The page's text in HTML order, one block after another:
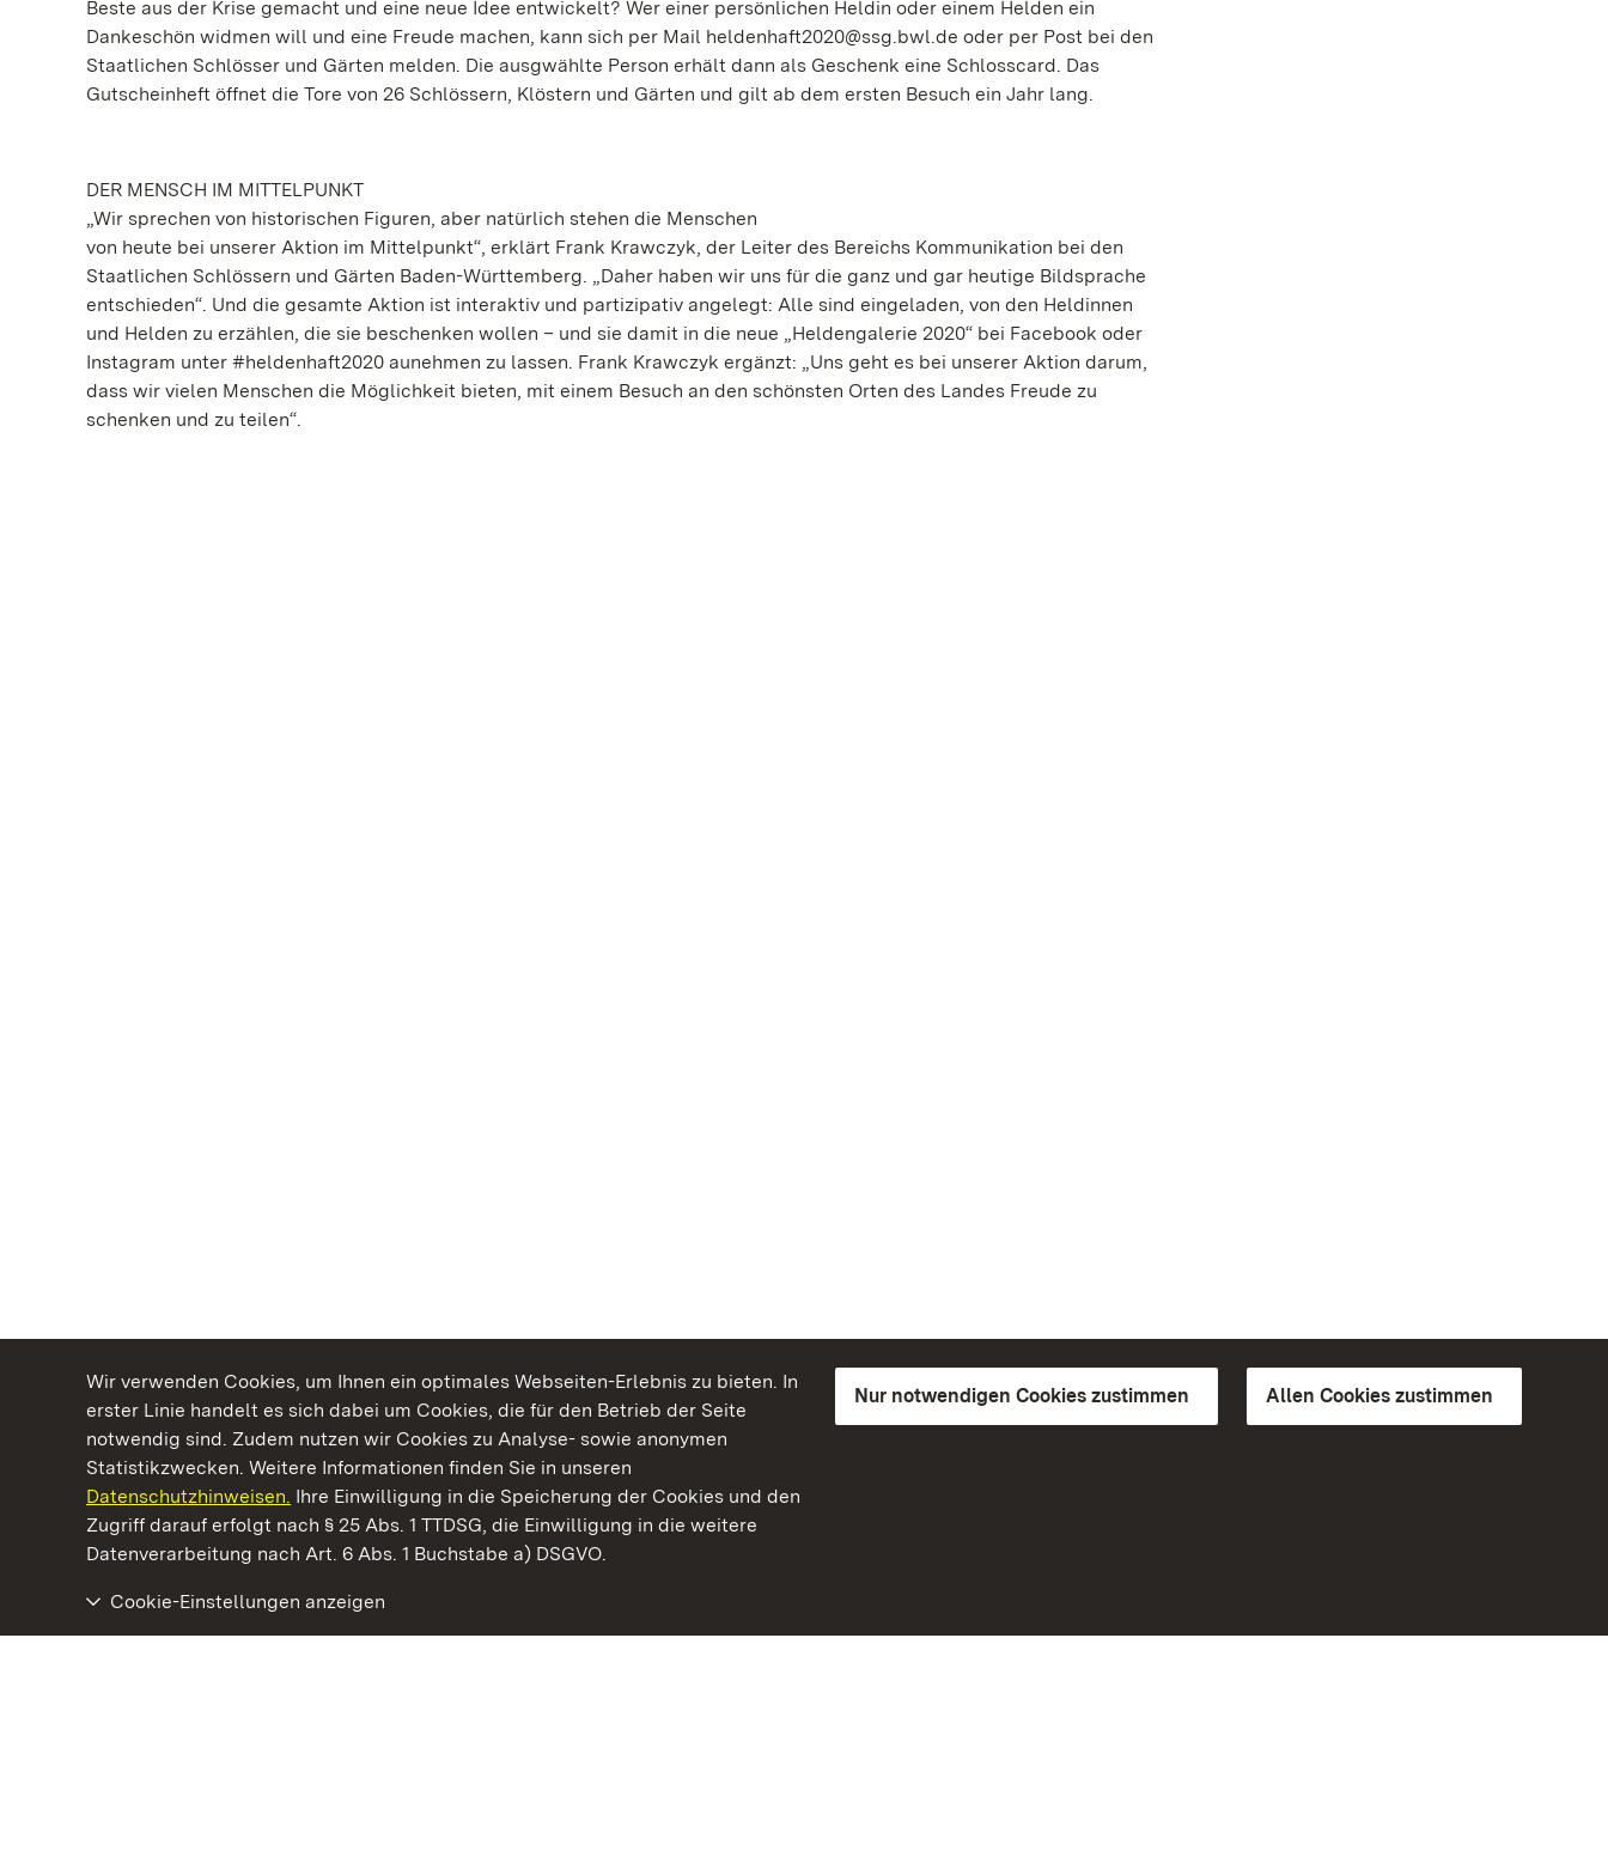
Wir verwenden Cookies, um Ihnen ein optimales Webseiten-Erlebnis zu bieten. In
erster Linie handelt es sich dabei um Cookies, die für den Betrieb der Seite
notwendig sind. Zudem nutzen wir Cookies zu Analyse- sowie anonymen
Statistikzwecken. Weitere Informationen finden Sie in unseren
Datenschutzhinweisen. Ihre Einwilligung in die Speicherung der Cookies und den
Zugriff darauf erfolgt nach § 25 Abs. 1 TTDSG, die Einwilligung in die weitere
Datenverarbeitung nach Art. 6 Abs. 1 Buchstabe a) DSGVO.
Nur notwendigen Cookies zustimmen Allen Cookies zustimmen
Cookie-Einstellungen anzeigen
Beste aus der Krise gemacht und eine neue Idee entwickelt? Wer einer persönlichen Heldin oder einem Helden ein
Dankeschön widmen will und eine Freude machen, kann sich per Mail heldenhaft2020@ssg.bwl.de oder per Post bei den
Staatlichen Schlösser und Gärten melden. Die ausgwählte Person erhält dann als Geschenk eine Schlosscard. Das
Gutscheinheft öffnet die Tore von 26 Schlössern, Klöstern und Gärten und gilt ab dem ersten Besuch ein Jahr lang.
DER MENSCH IM MITTELPUNKT
„Wir sprechen von historischen Figuren, aber natürlich stehen die Menschen
von heute bei unserer Aktion im Mittelpunkt“, erklärt Frank Krawczyk, der Leiter des Bereichs Kommunikation bei den
Staatlichen Schlössern und Gärten Baden-Württemberg. „Daher haben wir uns für die ganz und gar heutige Bildsprache
entschieden“. Und die gesamte Aktion ist interaktiv und partizipativ angelegt: Alle sind eingeladen, von den Heldinnen
und Helden zu erzählen, die sie beschenken wollen – und sie damit in die neue „Heldengalerie 2020“ bei Facebook oder
Instagram unter #heldenhaft2020 aunehmen zu lassen. Frank Krawczyk ergänzt: „Uns geht es bei unserer Aktion darum,
dass wir vielen Menschen die Möglichkeit bieten, mit einem Besuch an den schönsten Orten des Landes Freude zu
schenken und zu teilen“.
Kommen. Staunen. Genießen.